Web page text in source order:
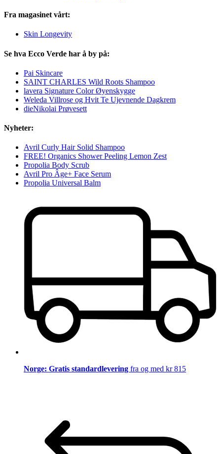
Fra magasinet vårt:
Skin Longevity
Se hva Ecco Verde har å by på:
Pai Skincare
SAINT CHARLES Wild Roots Shampoo
lavera Signature Color Øyenskygge
Weleda Villrose og Hvit Te Ujevnende Dagkrem
dieNikolai Prøvesett
Nyheter:
Avril Curly Hair Solid Shampoo
FREE! Organics Shower Peeling Lemon Zest
Propolia Body Scrub
Avril Pro Âge+ Face Serum
Propolia Universal Balm
Norge: Gratis standardlevering fra og med kr 815